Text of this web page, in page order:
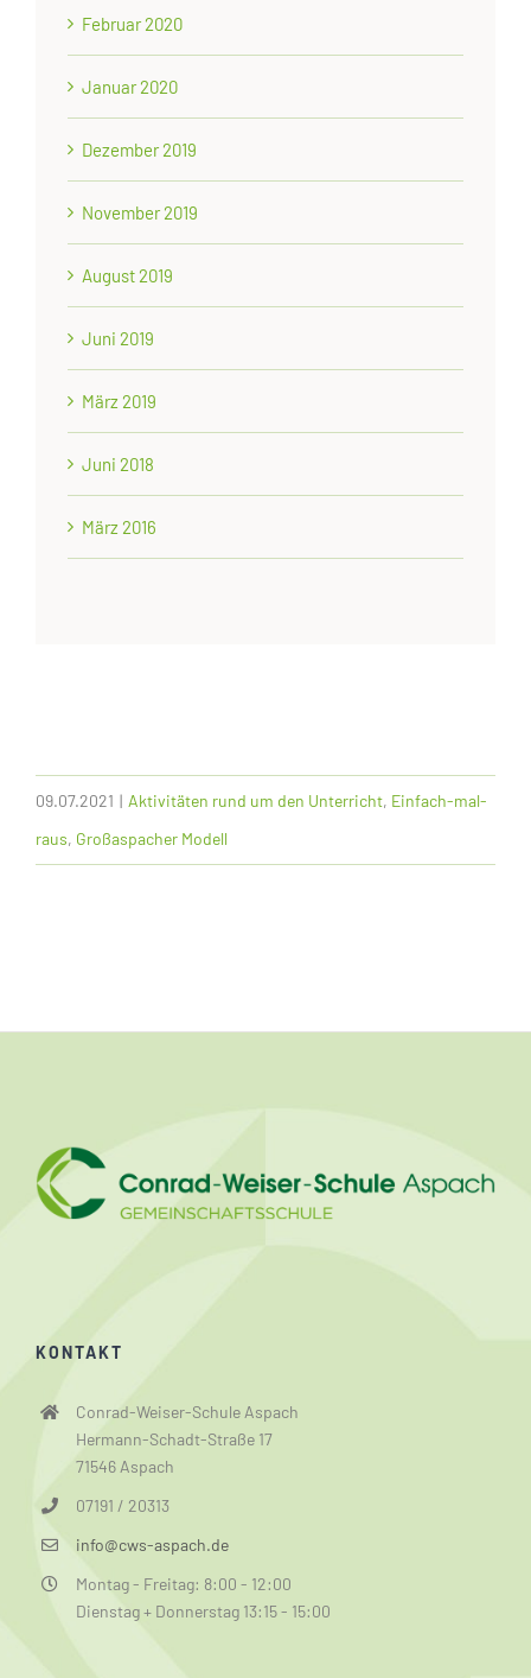
Februar 2020
Januar 2020
Dezember 2019
November 2019
August 2019
Juni 2019
März 2019
Juni 2018
März 2016
09.07.2021 | Aktivitäten rund um den Unterricht, Einfach-mal-
raus, Großaspacher Modell
KONTAKT
Conrad-Weiser-Schule Aspach
Hermann-Schadt-Straße 17
71546 Aspach
07191 / 20313
info@cws-aspach.de
Montag - Freitag: 8:00 - 12:00
Dienstag + Donnerstag 13:15 - 15:00